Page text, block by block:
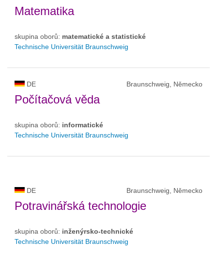
Matematika
skupina oborů: matematické a statistické
Technische Universität Braunschweig
DE Braunschweig, Německo
Počítačová věda
skupina oborů: informatické
Technische Universität Braunschweig
DE Braunschweig, Německo
Potravinářská technologie
skupina oborů: inženýrsko-technické
Technische Universität Braunschweig